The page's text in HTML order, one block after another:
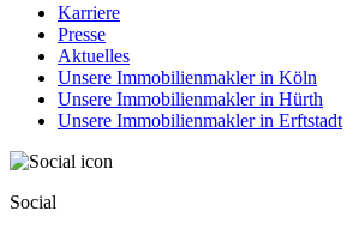
Karriere
Presse
Aktuelles
Unsere Immobilienmakler in Köln
Unsere Immobilienmakler in Hürth
Unsere Immobilienmakler in Erftstadt
Social